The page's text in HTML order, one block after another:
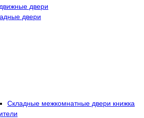
двери
двери
Складные межкомнатные двери книжка